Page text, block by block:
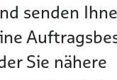
senden
Sie nähere